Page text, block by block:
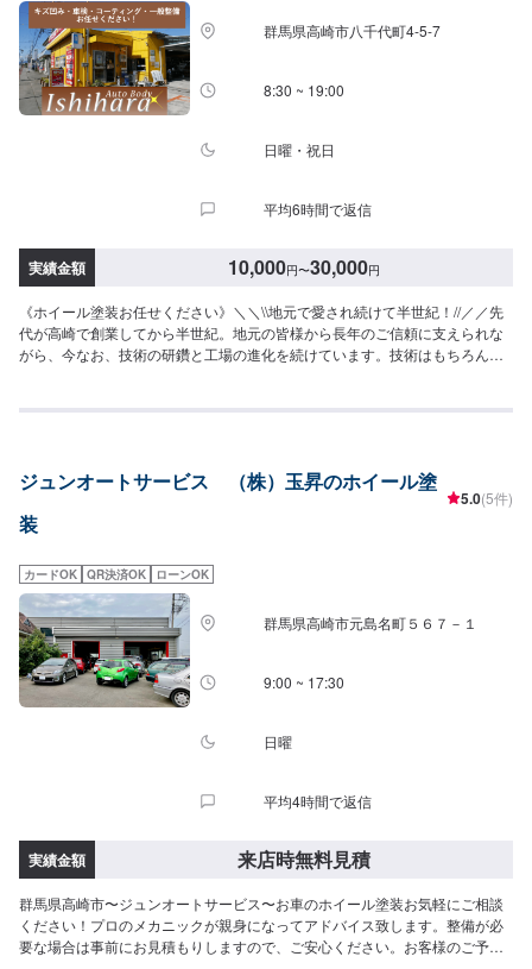
代車の燃料代はお客様にご負担いただいております。-----ご来店時の注意、受
付方法-----県道22号から青葉町交差点を南に曲がり、200ｍ直進その後右折す
ると前方右側20ｍの位置にございます。入庫の際はお気をつけてお越しくだ
さい。駐車スペースは事務所前の空いているスペースに駐車してください。
受付はスタッフへ「メンテモで予約しました」とお伝えください。ご案内い
群馬県高崎市八千代町4-5-7
8:30 ~ 19:00
日曜・祝日
平均6時間で返信
実績金額 10,000円〜30,000円
《ホイール塗装お任せください》＼＼\\地元で愛され続けて半世紀！//／／先
代が高崎で創業してから半世紀。地元の皆様から長年のご信頼に支えられな
がら、今なお、技術の研鑽と工場の進化を続けています。技術はもちろんの
ごとにお応えし、解決する「対応力」で、お客様のカーライフのお役に立て
を進めて参ります。常連さんから初めての方まで、ご来店を心からお待ちし
ております。--------------------------------------------------【1】オファーにてお問い
合わせ【2】お見積り【3】お見積りにご納得いただければ作業開始【4】仕
ファーの際、使用されるパーツのお写真や詳細などをお送りください。《代
車について》お車をお預かりしている間、ご入用のお客様には代車を無料で
ご用意しております。詳しくはお気軽にお問い合わせください。※ガソリン代
はお客様にご負担いただきます。【定休日・営業時間】定休日：第二水曜日
営業時間：8:30~19:00
ジュンオートサービス （株）玉昇のホイール塗
装
5.0(5件)
カードOK QR決済OK ローンOK
群馬県高崎市元島名町５６７－１
9:00 ~ 17:30
日曜
平均4時間で返信
実績金額 来店時無料見積
群馬県高崎市〜ジュンオートサービス〜お車のホイール塗装お気軽にご相談
ください！プロのメカニックが親身になってアドバイス致します。整備が必
要な場合は事前にお見積もりしますので、ご安心ください。お客様のご予算